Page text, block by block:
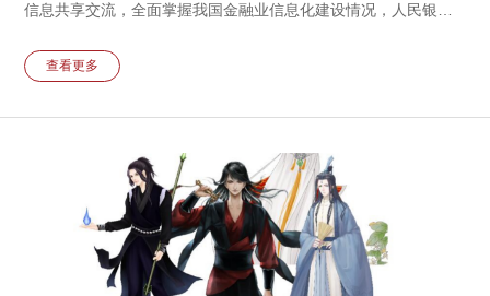
信息共享交流，全面掌握我国金融业信息化建设情况，人民银行
金融业相关数据接入规范，并要求相关金融机构陆续接入平台实
查看更多